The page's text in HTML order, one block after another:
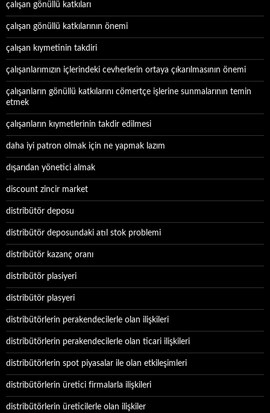
çalışan gönüllü katkıları
çalışan gönüllü katkılarının önemi
çalışan kıymetinin takdiri
çalışanlarımızın içlerindeki cevherlerin ortaya çıkarılmasının önemi
çalışanların gönüllü katkılarını cömertçe işlerine sunmalarının temin
etmek
çalışanların kıymetlerinin takdir edilmesi
daha iyi patron olmak için ne yapmak lazım
dışarıdan yönetici almak
discount zincir market
distribütör deposu
distribütör deposundaki atıl stok problemi
distribütör kazanç oranı
distribütör plasiyeri
distribütör plasyeri
distribütörlerin perakendecilerle olan ilişkileri
distribütörlerin perakendecilerle olan ticari ilişkileri
distribütörlerin spot piyasalar ile olan etkileşimleri
distribütörlerin üretici firmalarla ilişkileri
distribütörlerin üreticilerle olan ilişkiler